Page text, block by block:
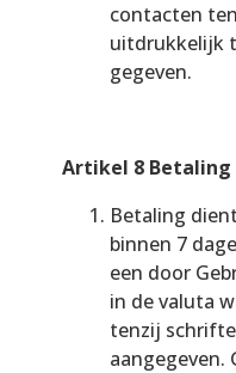
contacten
uitdrukkelijk
gegeven.
Artikel 8 Betaling
Betaling
binnen 7
een door
in de valuta
tenzij
aangegeven.